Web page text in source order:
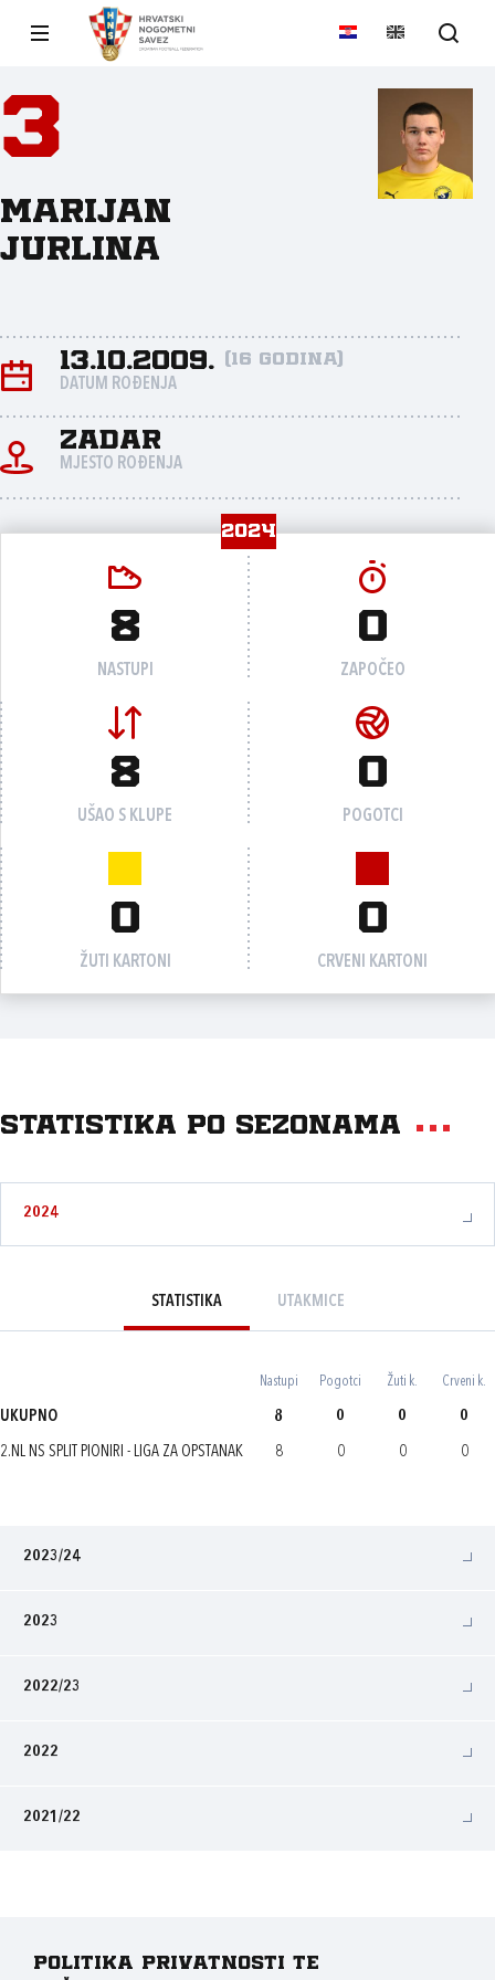
3
Marijan
Jurlina
13.10.2009. (16 godina)
DATUM ROĐENJA
Zadar
MJESTO ROĐENJA
2024
8
NASTUPI
0
ZAPOČEO
8
UŠAO S KLUPE
0
POGOTCI
0
ŽUTI KARTONI
0
CRVENI KARTONI
Statistika po sezonama
2024
STATISTIKA UTAKMICE
Nastupi Pogotci Žuti k. Crveni k.
UKUPNO 8 0 0 0
2.NL NS SPLIT PIONIRI - LIGA ZA OPSTANAK 8 0 0 0
2023/24
2023
2022/23
2022
2021/22
Politika privatnosti te